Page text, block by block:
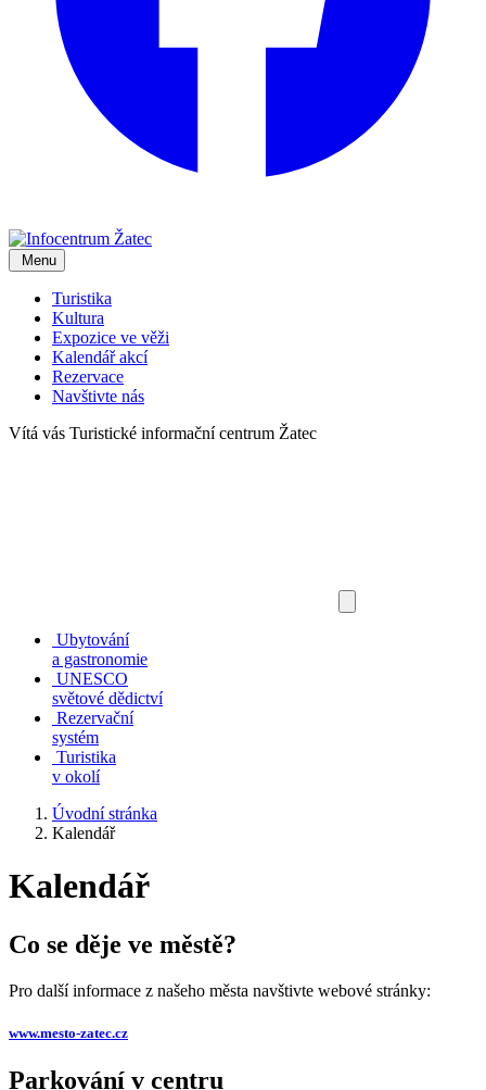
Menu
Turistika
Kultura
Expozice ve věži
Kalendář akcí
Rezervace
Navštivte nás
Vítá vás Turistické informační centrum Žatec
Ubytování
a gastronomie
UNESCO
světové dědictví
Rezervační
systém
Turistika
v okolí
Úvodní stránka
Kalendář
Kalendář
Co se děje ve městě?
Pro další informace z našeho města navštivte webové stránky:
www.mesto-zatec.cz
Parkování v centru